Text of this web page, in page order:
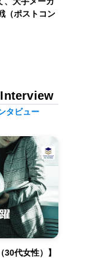
（ポストコン
タビュー
30代女性）】